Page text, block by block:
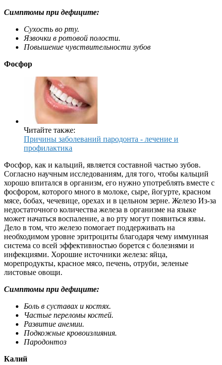
Симптомы при дефиците:
Сухость во рту.
Язвочки в ротовой полости.
Повышение чувствительности зубов
Фосфор
Читайте также:
Причины заболеваний пародонта - лечение и
профилактика
Фосфор, как и кальций, является составной частью зубов.
Согласно научным исследованиям, для того, чтобы кальций
хорошо впитался в организм, его нужно употреблять вместе с
фосфором, которого много в молоке, сыре, йогурте, красном
мясе, бобах, чечевице, орехах и в цельном зерне. Железо Из-за
недостаточного количества железа в организме на языке
может начаться воспаление, а во рту могут появиться язвы.
Дело в том, что железо помогает поддерживать на
необходимом уровне эритроциты благодаря чему иммунная
система со всей эффективностью борется с болезнями и
инфекциями. Хорошие источники железа: яйца,
морепродукты, красное мясо, печень, отруби, зеленые
листовые овощи.
Симптомы при дефиците:
Боль в суставах и костях.
Частые переломы костей.
Развитие анемии.
Подкожные кровоизлияния.
Пародонтоз
Калий